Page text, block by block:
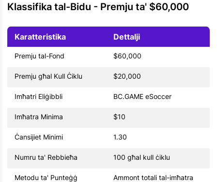
Klassifika tal-Bidu - Premju ta' $60,000
Karatteristika Dettalji
Premju tal-Fond $60,000
Premju għal Kull Ċiklu $20,000
Imħatri Eliġibbli BC.GAME eSoccer
Imħatra Minima $10
Ċansijiet Minimi 1.30
Numru ta' Rebbieħa 100 għal kull ċiklu
Metodu ta' Punteġġ Ammont totali tal-imħatra